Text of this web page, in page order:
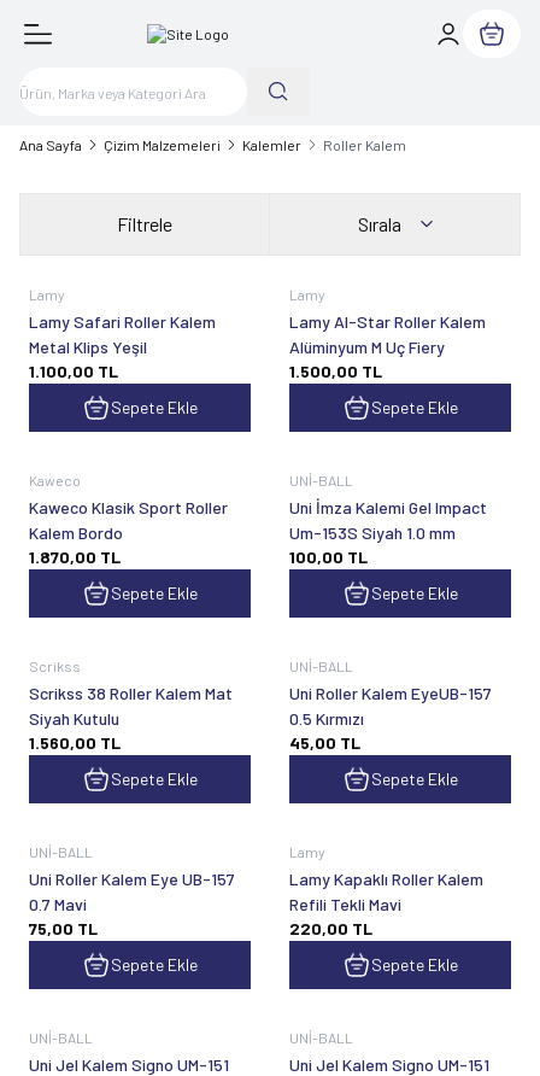
Sepetim
Ana Sayfa Çizim Malzemeleri Kalemler Roller Kalem
Filtrele Sırala
Lamy
Lamy Safari Roller Kalem
Metal Klips Yeşil
1.100,00 TL
Sepete Ekle
Lamy
Lamy Al-Star Roller Kalem
Alüminyum M Uç Fiery
1.500,00 TL
Sepete Ekle
Kaweco
Kaweco Klasik Sport Roller
Kalem Bordo
1.870,00 TL
Sepete Ekle
UNİ-BALL
Uni İmza Kalemi Gel Impact
Um-153S Siyah 1.0 mm
100,00 TL
Sepete Ekle
Scrikss
Scrikss 38 Roller Kalem Mat
Siyah Kutulu
1.560,00 TL
Sepete Ekle
UNİ-BALL
Uni Roller Kalem EyeUB-157
0.5 Kırmızı
45,00 TL
Sepete Ekle
UNİ-BALL
Uni Roller Kalem Eye UB-157
0.7 Mavi
75,00 TL
Sepete Ekle
Lamy
Lamy Kapaklı Roller Kalem
Refili Tekli Mavi
220,00 TL
Sepete Ekle
UNİ-BALL
Uni Jel Kalem Signo UM-151
UNİ-BALL
Uni Jel Kalem Signo UM-151